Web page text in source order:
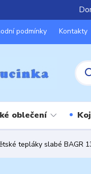
podmínky Kontakty
oblečení
tepláky slabé BAGR